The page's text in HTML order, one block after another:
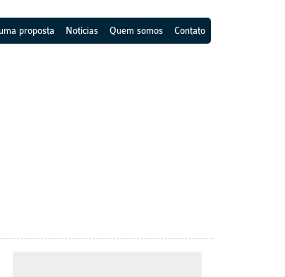
proposta Notícias Quem somos Contato